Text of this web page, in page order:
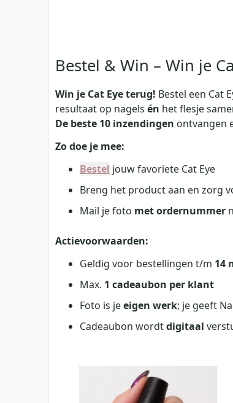
Bestel & Win – Win je
Win je Cat Eye terug! Bestel een Cat
resultaat op nagels én het flesje
De beste 10 inzendingen ontvangen
Zo doe je mee:
Bestel jouw favoriete Cat Eye
Breng het product aan en zorg
Mail je foto met ordernummer
Actievoorwaarden:
Geldig voor bestellingen t/m 14
Max. 1 cadeaubon per klant
Foto is jeeigen werk; je geeft
Cadeaubon wordtdigitaal